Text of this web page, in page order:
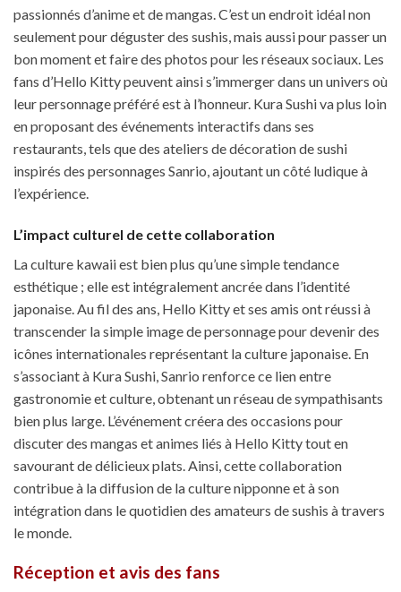
passionnés d’anime et de mangas. C’est un endroit idéal non
seulement pour déguster des sushis, mais aussi pour passer un
bon moment et faire des photos pour les réseaux sociaux. Les
fans d’Hello Kitty peuvent ainsi s’immerger dans un univers où
leur personnage préféré est à l’honneur. Kura Sushi va plus loin
en proposant des événements interactifs dans ses
restaurants, tels que des ateliers de décoration de sushi
inspirés des personnages Sanrio, ajoutant un côté ludique à
l’expérience.
L’impact culturel de cette collaboration
La culture kawaii est bien plus qu’une simple tendance
esthétique ; elle est intégralement ancrée dans l’identité
japonaise. Au fil des ans, Hello Kitty et ses amis ont réussi à
transcender la simple image de personnage pour devenir des
icônes internationales représentant la culture japonaise. En
s’associant à Kura Sushi, Sanrio renforce ce lien entre
gastronomie et culture, obtenant un réseau de sympathisants
bien plus large. L’événement créera des occasions pour
discuter des mangas et animes liés à Hello Kitty tout en
savourant de délicieux plats. Ainsi, cette collaboration
contribue à la diffusion de la culture nipponne et à son
intégration dans le quotidien des amateurs de sushis à travers
le monde.
Réception et avis des fans